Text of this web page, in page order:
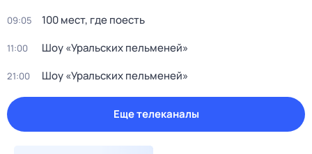
09:05 100 мест, где поесть
11:00 Шоу «Уральских пельменей»
21:00 Шоу «Уральских пельменей»
Еще телеканалы